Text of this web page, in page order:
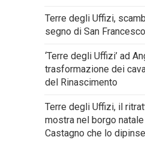
Terre degli Uffizi,
segno di San Francesco
‘Terre degli Uffizi’ ad
trasformazione dei
del Rinascimento
Terre degli Uffizi, il
mostra nel borgo
Castagno che lo dipinse